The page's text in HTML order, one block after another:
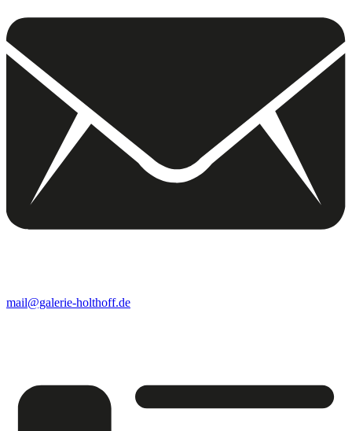
mail@galerie-holthoff.de